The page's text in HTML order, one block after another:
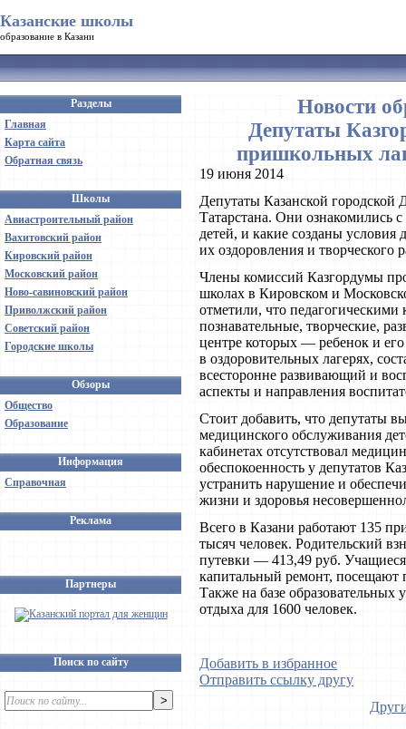
Казанские школы
образование в Казани
Разделы
Главная
Карта сайта
Обратная связь
Школы
Авиастроительный район
Вахитовский район
Кировский район
Московский район
Ново-савиновский район
Приволжский район
Советский район
Городские школы
Обзоры
Общество
Образование
Информация
Справочная
Реклама
Партнеры
Поиск по сайту
Новости
Депутаты
пришкольных
19 июня 2014
Депутаты Казанской
Татарстана. Они ознакомились
детей, и какие созданы условия
их оздоровления и творческого
Члены комиссий Казгордумы
школах в Кировском и
отметили, что педагогическими
познавательные, творческие,
центре которых — ребенок и
в оздоровительных лагерях,
всесторонне развивающий и
аспекты и направления
Стоит добавить, что депутаты
медицинского обслуживания
кабинетах отсутствовал
обеспокоенность у депутатов
устранить нарушение и
жизни и здоровья
Всего в Казани работают 135
тысяч человек. Родительский
путевки — 413,49 руб.
капитальный ремонт, посещают
Также на базе образовательных
отдыха для 1600 человек.
Добавить в избранное
Отправить ссылку другу